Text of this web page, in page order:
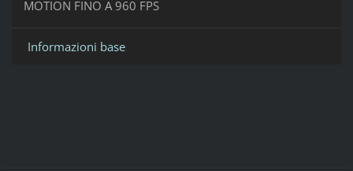
MOTION FINO A 960 FPS
Informazioni base